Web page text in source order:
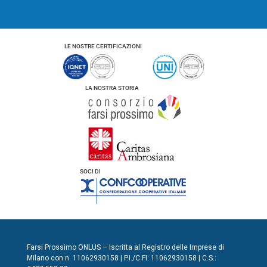
LE NOSTRE CERTIFICAZIONI
LA NOSTRA STORIA
SOCI DI
Farsi Prossimo ONLUS – Iscritta al Registro delle Imprese di
Milano con n. 11062930158 | P.I./C.FI: 11062930158 | C.S.: